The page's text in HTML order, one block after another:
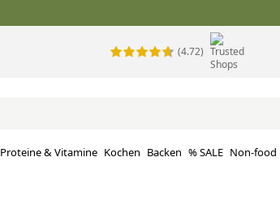
(4.72)
Proteine ​​& Vitamine Kochen Backen % SALE Non-food